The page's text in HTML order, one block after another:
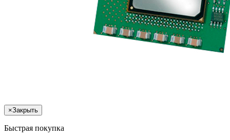
×Закрыть
Быстрая покупка